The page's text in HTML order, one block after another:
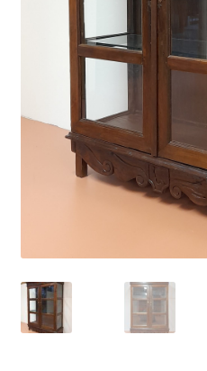
Impressum
Kolonialmöbel
Shop
Versandarten